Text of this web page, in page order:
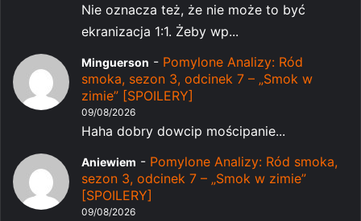
Nie oznacza też, że nie może to być
ekranizacja 1:1. Żeby wp...
Minguerson - Pomylone Analizy: Ród
smoka, sezon 3, odcinek 7 – „Smok w
zimie” [SPOILERY]
09/08/2026
Haha dobry dowcip mościpanie...
Aniewiem - Pomylone Analizy: Ród smoka,
sezon 3, odcinek 7 – „Smok w zimie”
[SPOILERY]
09/08/2026